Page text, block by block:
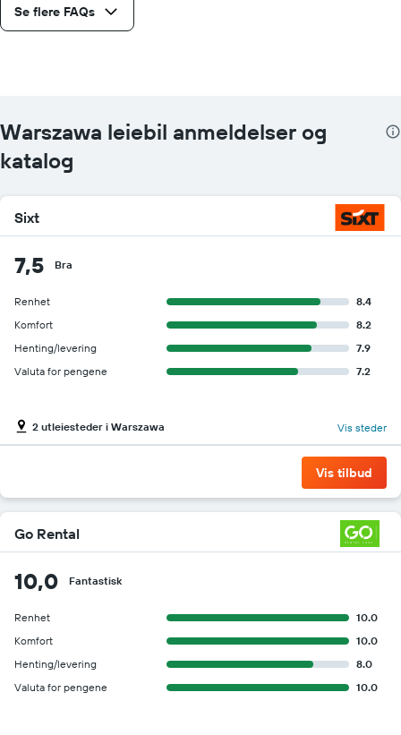
Se flere FAQs
Warszawa leiebil anmeldelser og
katalog
Sixt
7,5 Bra
Renhet
8.4
Komfort
8.2
Henting/levering
7.9
Valuta for pengene
7.2
2 utleiesteder i Warszawa Vis steder
Vis tilbud
Go Rental
10,0 Fantastisk
Renhet
10.0
Komfort
10.0
Henting/levering
8.0
Valuta for pengene
10.0